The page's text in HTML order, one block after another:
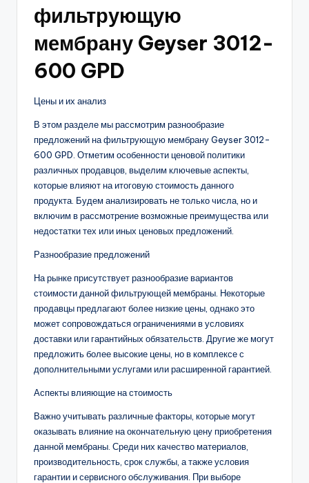
фильтрующую
мембрану Geyser 3012-
600 GPD
Цены и их анализ
В этом разделе мы рассмотрим разнообразие
предложений на фильтрующую мембрану Geyser 3012-
600 GPD. Отметим особенности ценовой политики
различных продавцов, выделим ключевые аспекты,
которые влияют на итоговую стоимость данного
продукта. Будем анализировать не только числа, но и
включим в рассмотрение возможные преимущества или
недостатки тех или иных ценовых предложений.
Разнообразие предложений
На рынке присутствует разнообразие вариантов
стоимости данной фильтрующей мембраны. Некоторые
продавцы предлагают более низкие цены, однако это
может сопровождаться ограничениями в условиях
доставки или гарантийных обязательств. Другие же могут
предложить более высокие цены, но в комплексе с
дополнительными услугами или расширенной гарантией.
Аспекты влияющие на стоимость
Важно учитывать различные факторы, которые могут
оказывать влияние на окончательную цену приобретения
данной мембраны. Среди них качество материалов,
производительность, срок службы, а также условия
гарантии и сервисного обслуживания. При выборе